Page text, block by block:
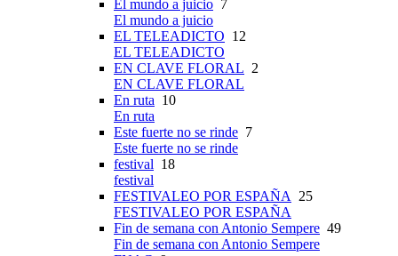
El mundo a juicio 7
El mundo a juicio
EL TELEADICTO 12
EL TELEADICTO
EN CLAVE FLORAL 2
EN CLAVE FLORAL
En ruta 10
En ruta
Este fuerte no se rinde 7
Este fuerte no se rinde
festival 18
festival
FESTIVALEO POR ESPAÑA 25
FESTIVALEO POR ESPAÑA
Fin de semana con Antonio Sempere 49
Fin de semana con Antonio Sempere